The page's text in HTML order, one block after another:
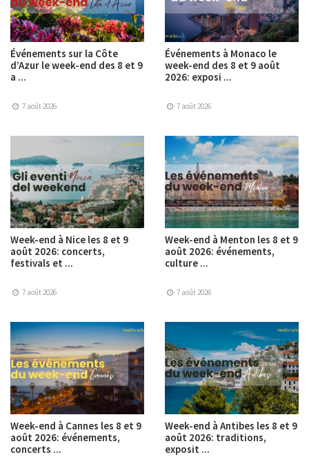
Événements sur la Côte
d’Azur le week-end des 8 et 9
a ...
7 août 2026
Événements à Monaco le
week-end des 8 et 9 août
2026: exposi ...
7 août 2026
Week-end à Nice les 8 et 9
août 2026: concerts,
festivals et ...
7 août 2026
Week-end à Menton les 8 et 9
août 2026: événements,
culture ...
7 août 2026
Week-end à Cannes les 8 et 9
août 2026: événements,
concerts ...
Week-end à Antibes les 8 et 9
août 2026: traditions,
exposit ...